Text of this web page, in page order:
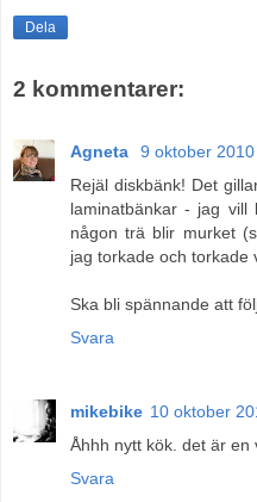
Dela
2 kommentarer:
Agneta
9 oktober
Rejäl diskbänk! Det
laminatbänkar - jag vill
någon trä blir murket
jag torkade och torkade
Ska bli spännande att
Svara
mikebike 10 oktober
Åhhh nytt kök. det är en
Svara